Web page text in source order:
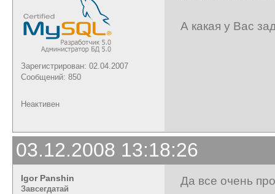
Зарегистрирован: 02.04.2007
Сообщений: 850
А какая у Вас
Неактивен
03.12.2008 13:18:26
Igor Panshin
Завсегдатай
Да все очень